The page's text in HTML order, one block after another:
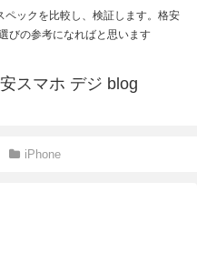
ックを比較し、検証します。格安
びの参考になればと思います
スマホ デジ blog
iPhone